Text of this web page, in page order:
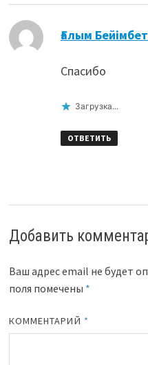
Ғалым
Спасибо
Загрузка...
ОТВЕТИТЬ
Добавить
Ваш адрес email не будет
поля помечены *
КОММЕНТАРИЙ *